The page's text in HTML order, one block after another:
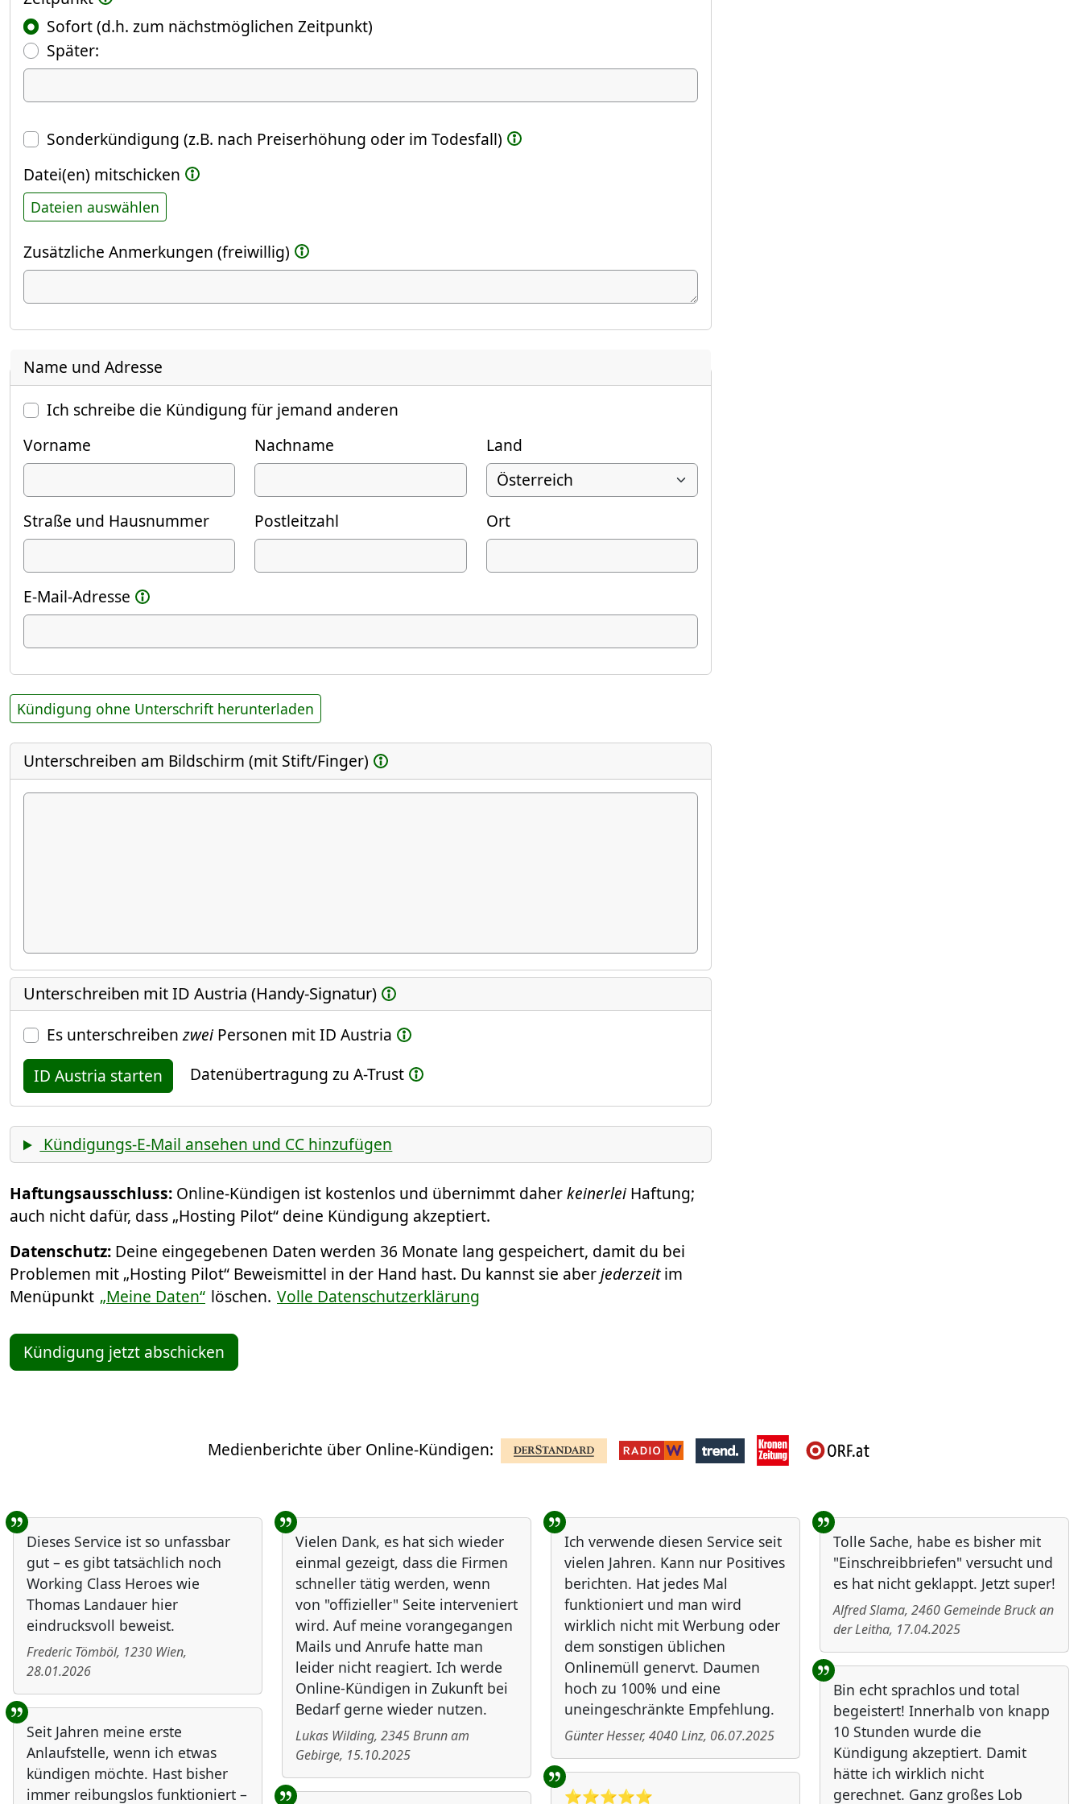
Sofort (d.h. zum nächstmöglichen Zeitpunkt)
Später:(Fokus springt automatisch ins nächste Feld)
Datum
Sonderkündigung (z.B. nach Preiserhöhung oder im Todesfall)
Datei(en) mitschicken
Dateien auswählen
Zusätzliche Anmerkungen (freiwillig)
Name und Adresse
Ich schreibe die Kündigung für jemand anderen
Vorname
Nachname Land
Straße und Hausnummer Postleitzahl Ort
E-Mail-Adresse
Kündigung ohne Unterschrift herunterladen
Unterschreiben am Bildschirm (mit Stift/Finger)
Unterschreiben mit ID Austria (Handy-Signatur)
Es unterschreibenzweiPersonen mit ID Austria
ID Austria starten
Datenübertragung zu A-Trust
Kündigungs-E-Mail ansehen und CC hinzufügen
Haftungsausschluss: Online-Kündigen ist kostenlos und übernimmt daherkeinerlei Haftung;
auch nicht dafür, dass „Hosting Pilot“ deine Kündigung akzeptiert.
Datenschutz: Deine eingegebenen Daten werden 36 Monate lang gespeichert, damit du bei
Problemen mit „Hosting Pilot“ Beweismittel in der Hand hast. Du kannst sie aberjederzeitim
Menüpunkt „Meine Daten“ löschen. Volle Datenschutzerklärung
Kündigung jetzt abschicken
Medienberichte über Online-Kündigen:
Benutzer-Rückmeldungen
Dieses Service ist so unfassbar
gut – es gibt tatsächlich noch
Working Class Heroes wie
Thomas Landauer hier
eindrucksvoll beweist.
Frederic Tömböl, 1230 Wien,
28.01.2026
Vielen Dank, es hat sich wieder
einmal gezeigt, dass die Firmen
schneller tätig werden, wenn
von "offizieller" Seite interveniert
wird. Auf meine vorangegangen
Mails und Anrufe hatte man
leider nicht reagiert. Ich werde
Online-Kündigen in Zukunft bei
Bedarf gerne wieder nutzen.
Lukas Wilding, 2345Brunn am
Gebirge, 15.10.2025
Ich verwende diesen Service seit
vielen Jahren. Kann nur Positives
berichten. Hat jedes Mal
funktioniert und man wird
wirklich nicht mit Werbung oder
dem sonstigen üblichen
Onlinemüll genervt. Daumen
hoch zu 100% und eine
uneingeschränkte Empfehlung.
Günter Hesser, 4040Linz, 06.07.2025
Tolle Sache, habe es bisher mit
"Einschreibbriefen" versucht und
es hat nicht geklappt. Jetzt super!
Alfred Slama, 2460 Gemeinde Bruck an
der Leitha, 17.04.2025
Bin echt sprachlos und total
begeistert! Innerhalb von knapp
10 Stunden wurde die
Kündigung akzeptiert. Damit
hätte ich wirklich nicht
gerechnet. Ganz großes Lob
Seit Jahren meine erste
Anlaufstelle, wenn ich etwas
kündigen möchte. Hast bisher
immer reibungslos funktioniert –
⭐️⭐️⭐️⭐️⭐️